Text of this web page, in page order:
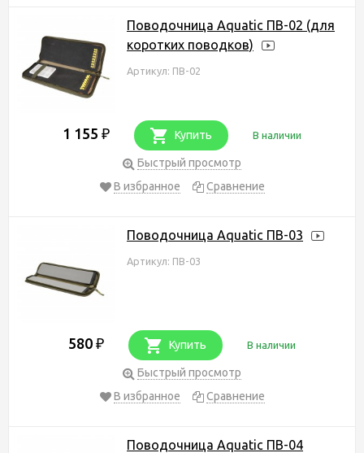
Поводочница Aquatic ПВ-02 (для
коротких поводков)
Артикул: ПВ-02
1 155 ₽ Купить В наличии
Быстрый просмотр
В избранное
Сравнение
Поводочница Aquatic ПВ-03
Артикул: ПВ-03
580 ₽ Купить В наличии
Быстрый просмотр
В избранное
Сравнение
Поводочница Aquatic ПВ-04